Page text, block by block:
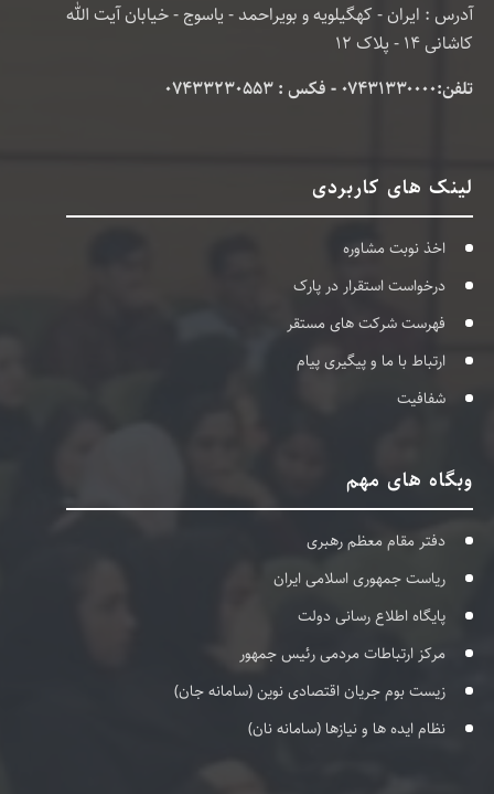
آدرس : ایران - کهگیلویه و بویراحمد - یاسوج - خیابان آیت الله
کاشانی 14 - پلاک 12
تلفن:۰۷۴۳۱۳۳۰۰۰۰ - فکس : 07433230553
لینک های کاربردی
اخذ نوبت مشاوره
درخواست استقرار در پارک
فهرست شرکت های مستقر
ارتباط با ما و پیگیری پیام
شفافیت
وبگاه های مهم
دفتر مقام معظم رهبری
ریاست جمهوری اسلامی ایران
پایگاه اطلاع رسانی دولت
مرکز ارتباطات مردمی رئیس جمهور
زیست بوم جریان اقتصادی نوین (سامانه جان)
نظام ایده ها و نیازها (سامانه نان)